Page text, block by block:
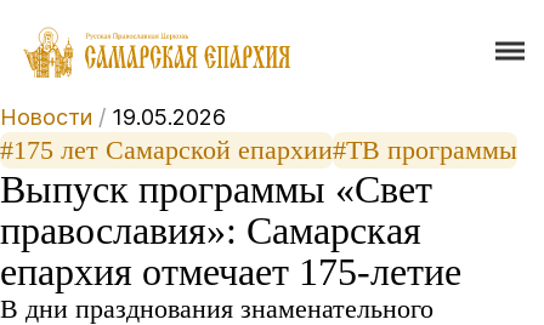
Новости / 19.05.2026
#175 лет Самарской епархии#ТВ программы
Выпуск программы «Свет
православия»: Самарская
епархия отмечает 175-летие
В дни празднования знаменательного